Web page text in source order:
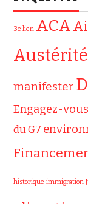
3e lien ACA
Austérité
manifester
Engagez-
du G7
historique immigration